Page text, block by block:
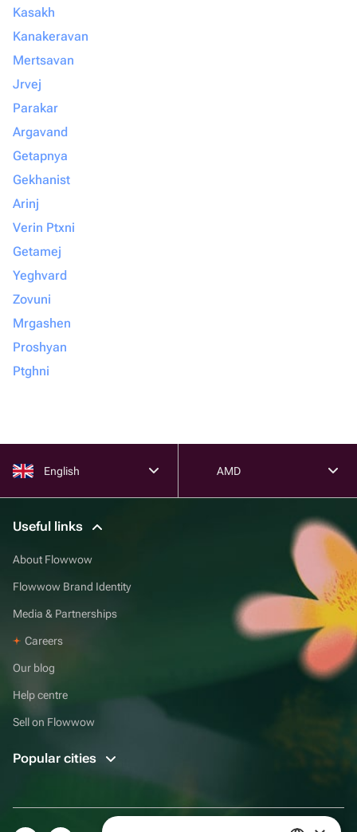
Kasakh
Kanakeravan
Mertsavan
Jrvej
Parakar
Argavand
Getapnya
Gekhanist
Arinj
Verin Ptxni
Getamej
Yeghvard
Zovuni
Mrgashen
Proshyan
Ptghni
English AMD
Useful links
About Flowwow
Flowwow Brand Identity
Media & Partnerships
Careers
Our blog
Help centre
Sell on Flowwow
Popular cities